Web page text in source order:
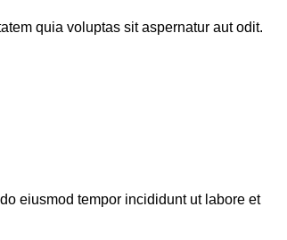
quia voluptas sit aspernatur aut odit.
eiusmod tempor incididunt ut labore et